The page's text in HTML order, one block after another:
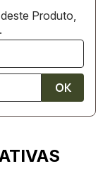
Produto,